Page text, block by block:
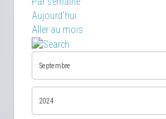
Aujourd'hui
Aller au mois